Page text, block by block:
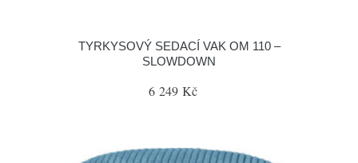
TYRKYSOVÝ SEDACÍ VAK OM 110 –
SLOWDOWN
6 249 Kč